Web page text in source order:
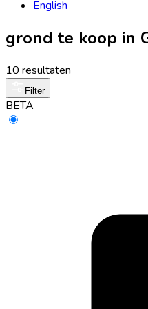
English
grond te koop in
10 resultaten
Filter
BETA